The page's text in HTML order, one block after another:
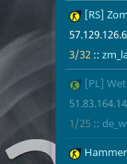
15 [RS]
3/32 ::
16 [PL]
1/25 ::
17